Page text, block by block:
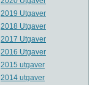
2019 Utgaver
2018 Utgaver
2017 Utgaver
2016 Utgaver
2015 utgaver
2014 utgaver